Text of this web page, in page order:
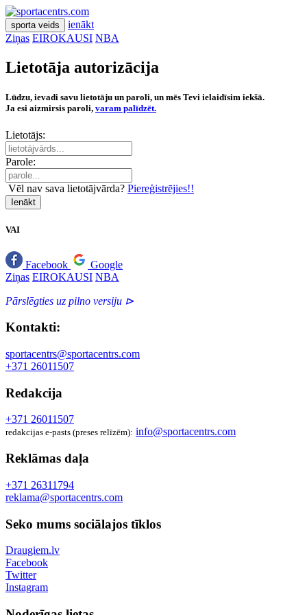
sporta veids
ienākt
Ziņas EIROKAUSI NBA
Lietotāja autorizācija
Lūdzu, ievadi savu lietotāju un paroli, un mēs Tevi ielaidīsim iekšā.
Ja esi aizmirsis paroli, varam palīdzēt.
Lietotājs:
Parole:
Vēl nav sava lietotājvārda? Piereģistrējies!!
Ienākt
VAI
Facebook
Google
Ziņas EIROKAUSI NBA
Pārslēgties uz pilno versiju ⊳
Kontakti:
sportacentrs@sportacentrs.com
+371 26011507
Redakcija
+371 26011507
redakcijas e-pasts (preses relīzēm): info@sportacentrs.com
Reklāmas daļa
+371 26311794
reklama@sportacentrs.com
Seko mums sociālajos tīklos
Draugiem.lv
Facebook
Twitter
Instagram